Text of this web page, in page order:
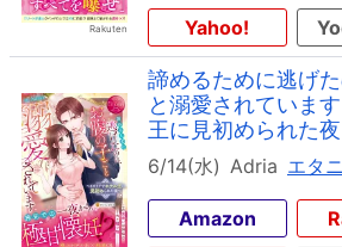
Yahoo!
諦めるために逃げ
と溺愛されていま
王に見初められた夜
6/14(水) Adria エタ
Amazon